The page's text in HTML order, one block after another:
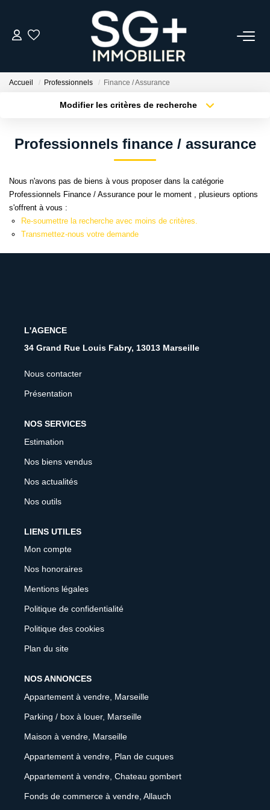
GESTION
Accueil Professionnels Finance / Assurance
Modifier les critères de recherche
Type de bien
Budget max Plus de critères
Professionnels finance / assurance
Nous n'avons pas de biens à vous proposer dans la catégorie
Professionnels Finance / Assurance pour le moment , plusieurs options
s'offrent à vous :
Re-soumettre la recherche avec moins de critères.
Transmettez-nous votre demande
L'AGENCE
34 Grand Rue Louis Fabry, 13013 Marseille
Nous contacter
Présentation
NOS SERVICES
Estimation
Nos biens vendus
Nos actualités
Nos outils
LIENS UTILES
Mon compte
Nos honoraires
Mentions légales
Politique de confidentialité
Politique des cookies
Plan du site
NOS ANNONCES
Appartement à vendre, Marseille
Parking / box à louer, Marseille
Maison à vendre, Marseille
Appartement à vendre, Plan de cuques
Appartement à vendre, Chateau gombert
Fonds de commerce à vendre, Allauch